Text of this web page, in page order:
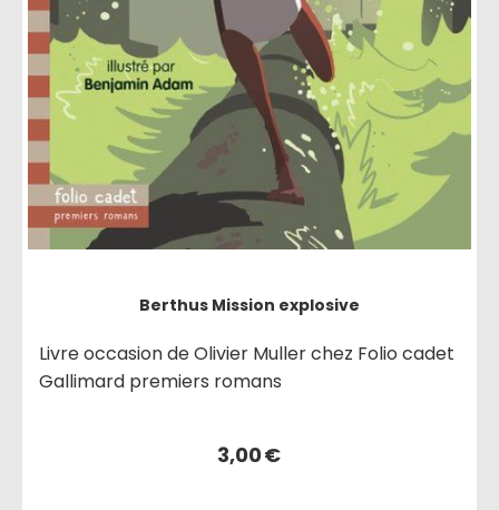
Berthus Mission explosive
Livre occasion de Olivier Muller chez Folio cadet
Gallimard premiers romans
3,00€